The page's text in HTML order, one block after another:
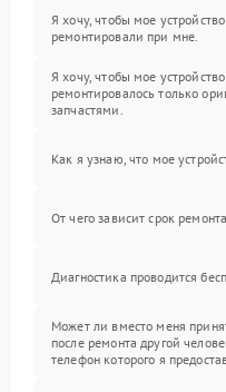
Я хочу, чтобы мое устройство
ремонтировали при мне.
Я хочу, чтобы мое устройство
ремонтировалось только
запчастями.
Как я узнаю, что мое
От чего зависит срок
Диагностика проводится
Может ли вместо меня
после ремонта другой
телефон которого я